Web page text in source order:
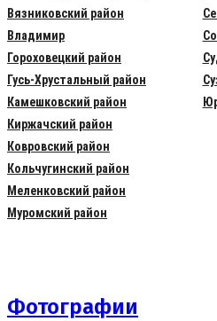
Вязниковский район
Владимир
Гороховецкий район
Гусь-Хрустальный район
Камешковский район
Киржачский район
Ковровский район
Кольчугинский район
Меленковский район
Муромский район
Фотографии